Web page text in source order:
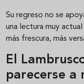
Su regreso no se
una lectura muy
más frescura, más
El
parecerse a